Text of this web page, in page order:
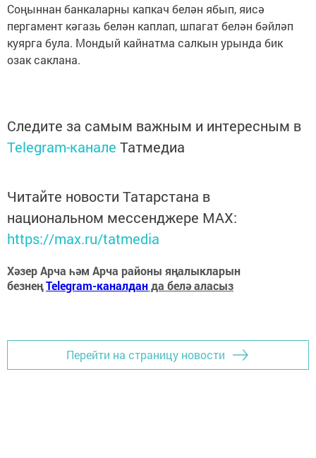
Соңыннан банкаларны капкач белән ябып, яисә
пергамент кәгазь белән каплап, шпагат белән бәйләп
куярга була. Мондый кайнатма салкын урында бик
озак саклана.
Следите за самым важным и интересным в
Telegram-канале Татмедиа
Читайте новости Татарстана в
национальном мессенджере MАХ:
https://max.ru/tatmedia
Хәзер Арча һәм Арча районы яңалыкларын
безнеңTelegram-каналданда белә аласыз
Перейти на страницу новости